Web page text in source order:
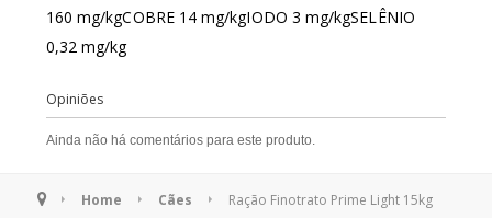
160 mg/kgCOBRE 14 mg/kgIODO 3 mg/kgSELÊNIO
0,32 mg/kg
Opiniões
Ainda não há comentários para este produto.
Home Cães Ração Finotrato Prime Light 15kg